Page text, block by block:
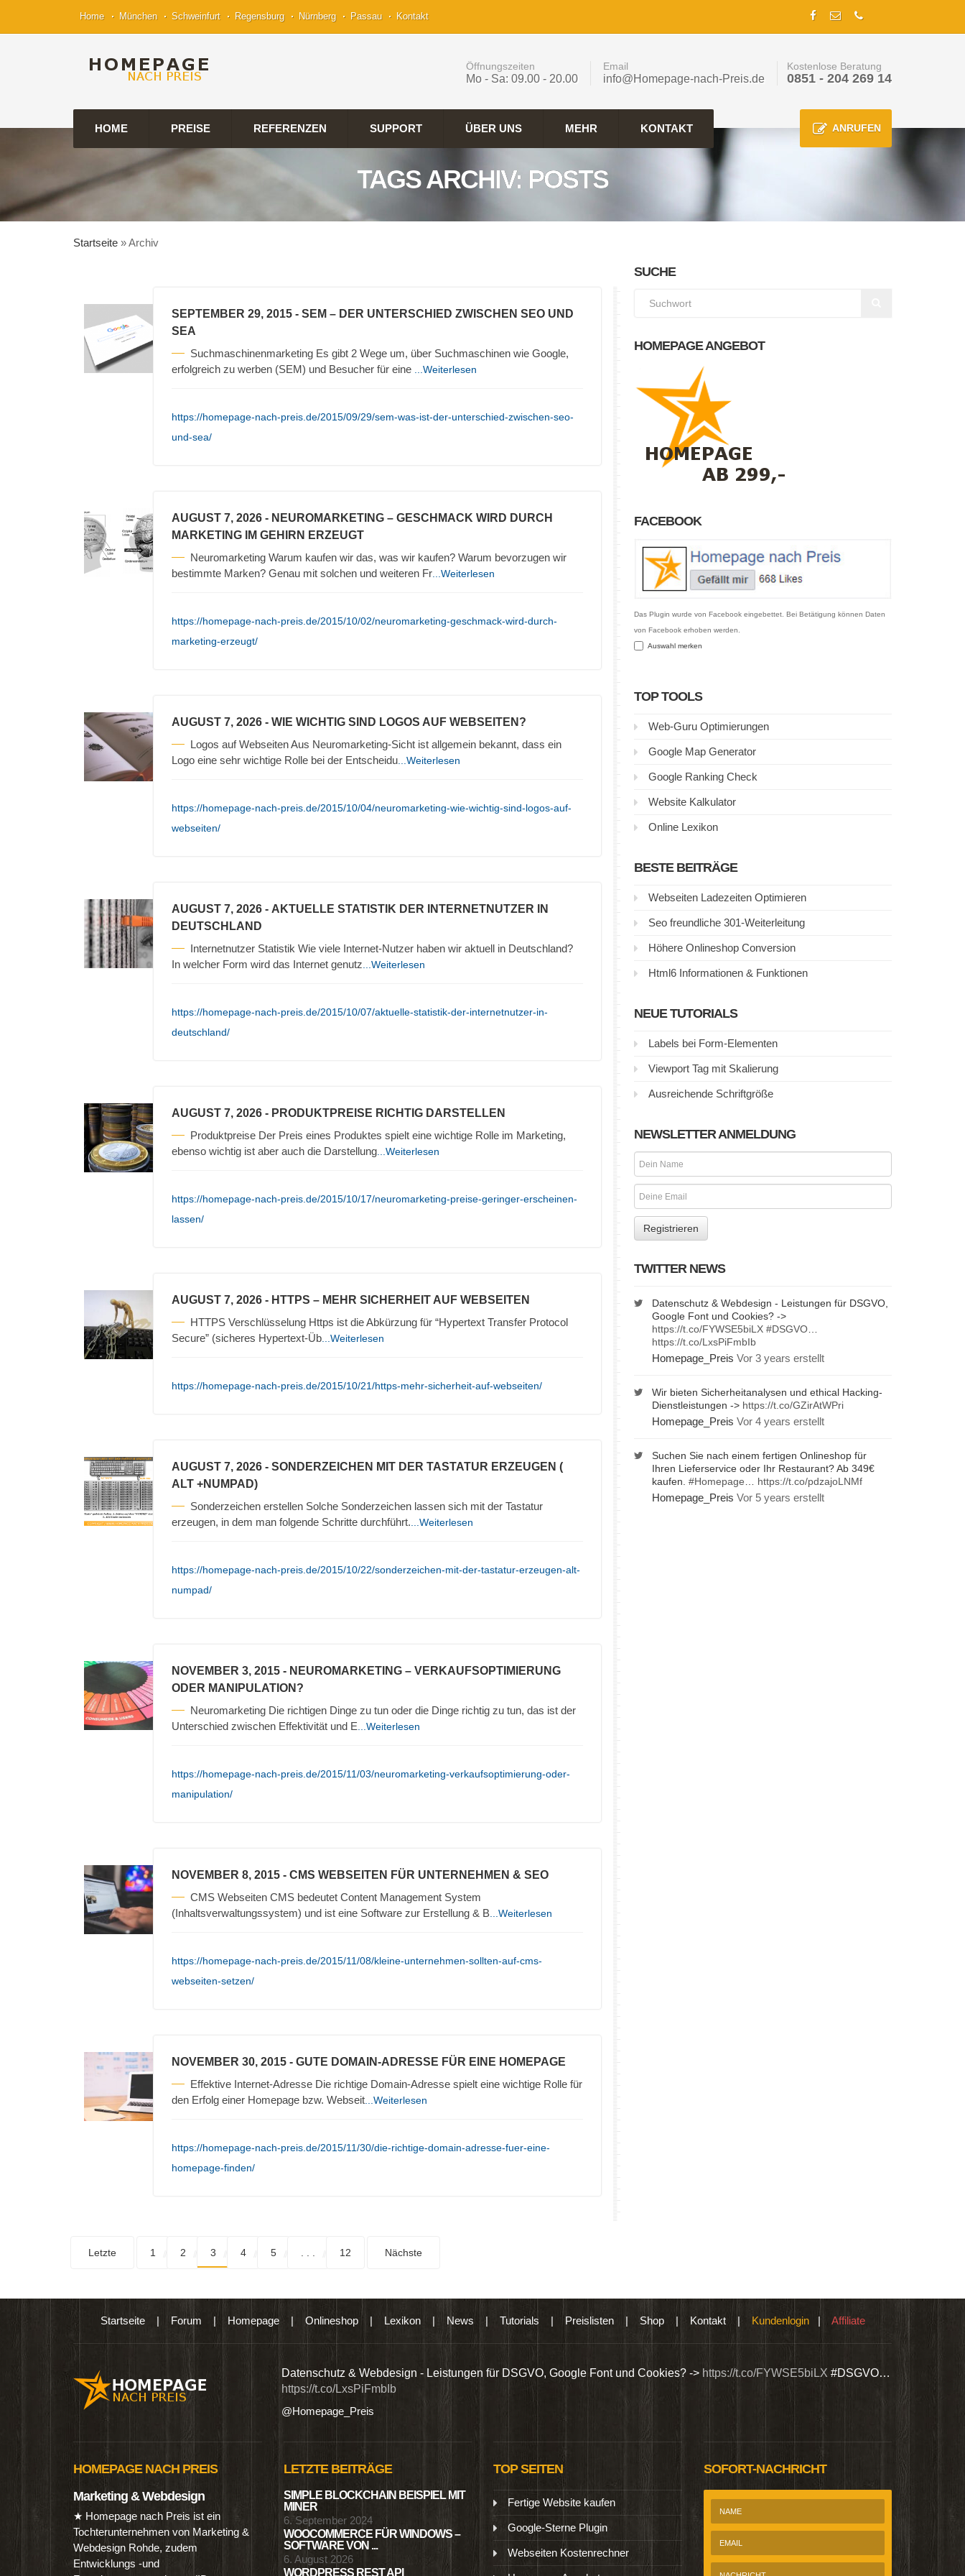
Home München Schweinfurt Regensburg Nürnberg Passau Kontakt
Öffnungszeiten
Mo - Sa: 09.00 - 20.00
Email
info@Homepage-nach-Preis.de
Kostenlose Beratung
0851 - 204 269 14
HOME PREISE REFERENZEN SUPPORT ÜBER UNS MEHR KONTAKT ANRUFEN
TAGS ARCHIV: POSTS
Startseite »Archiv
SEPTEMBER 29, 2015 - SEM – DER UNTERSCHIED ZWISCHEN SEO UND
SEA
Suchmaschinenmarketing Es gibt 2 Wege um, über Suchmaschinen wie Google,
erfolgreich zu werben (SEM) und Besucher für eine
...Weiterlesen
https://homepage-nach-preis.de/2015/09/29/sem-was-ist-der-unterschied-zwischen-seo-
und-sea/
AUGUST 7, 2026 - NEUROMARKETING – GESCHMACK WIRD DURCH
MARKETING IM GEHIRN ERZEUGT
Neuromarketing Warum kaufen wir das, was wir kaufen? Warum bevorzugen wir
bestimmte Marken? Genau mit solchen und weiteren Fr ...Weiterlesen
https://homepage-nach-preis.de/2015/10/02/neuromarketing-geschmack-wird-durch-
marketing-erzeugt/
AUGUST 7, 2026 - WIE WICHTIG SIND LOGOS AUF WEBSEITEN?
Logos auf Webseiten Aus Neuromarketing-Sicht ist allgemein bekannt, dass ein
Logo eine sehr wichtige Rolle bei der Entscheidu ...Weiterlesen
https://homepage-nach-preis.de/2015/10/04/neuromarketing-wie-wichtig-sind-logos-auf-
webseiten/
AUGUST 7, 2026 - AKTUELLE STATISTIK DER INTERNETNUTZER IN
DEUTSCHLAND
Internetnutzer Statistik Wie viele Internet-Nutzer haben wir aktuell in Deutschland?
In welcher Form wird das Internet genutz ...Weiterlesen
https://homepage-nach-preis.de/2015/10/07/aktuelle-statistik-der-internetnutzer-in-
deutschland/
AUGUST 7, 2026 - PRODUKTPREISE RICHTIG DARSTELLEN
Produktpreise Der Preis eines Produktes spielt eine wichtige Rolle im Marketing,
ebenso wichtig ist aber auch die Darstellung ...Weiterlesen
https://homepage-nach-preis.de/2015/10/17/neuromarketing-preise-geringer-erscheinen-
lassen/
AUGUST 7, 2026 - HTTPS – MEHR SICHERHEIT AUF WEBSEITEN
HTTPS Verschlüsselung Https ist die Abkürzung für “Hypertext Transfer Protocol
Secure” (sicheres Hypertext-Üb ...Weiterlesen
https://homepage-nach-preis.de/2015/10/21/https-mehr-sicherheit-auf-webseiten/
AUGUST 7, 2026 - SONDERZEICHEN MIT DER TASTATUR ERZEUGEN (
ALT +NUMPAD)
Sonderzeichen erstellen Solche Sonderzeichen lassen sich mit der Tastatur
erzeugen, in dem man folgende Schritte durchführt. ...Weiterlesen
https://homepage-nach-preis.de/2015/10/22/sonderzeichen-mit-der-tastatur-erzeugen-alt-
numpad/
NOVEMBER 3, 2015 - NEUROMARKETING – VERKAUFSOPTIMIERUNG
ODER MANIPULATION?
Neuromarketing Die richtigen Dinge zu tun oder die Dinge richtig zu tun, das ist der
Unterschied zwischen Effektivität und E ...Weiterlesen
https://homepage-nach-preis.de/2015/11/03/neuromarketing-verkaufsoptimierung-oder-
manipulation/
NOVEMBER 8, 2015 - CMS WEBSEITEN FÜR UNTERNEHMEN & SEO
CMS Webseiten CMS bedeutet Content Management System
(Inhaltsverwaltungssystem) und ist eine Software zur Erstellung & B ...Weiterlesen
https://homepage-nach-preis.de/2015/11/08/kleine-unternehmen-sollten-auf-cms-
webseiten-setzen/
NOVEMBER 30, 2015 - GUTE DOMAIN-ADRESSE FÜR EINE HOMEPAGE
Effektive Internet-Adresse Die richtige Domain-Adresse spielt eine wichtige Rolle für
den Erfolg einer Homepage bzw. Webseit ...Weiterlesen
https://homepage-nach-preis.de/2015/11/30/die-richtige-domain-adresse-fuer-eine-
homepage-finden/
Letzte 1 2 3 4 5 12 Nächste
SUCHE
HOMEPAGE ANGEBOT
FACEBOOK
Das Plugin wurde von Facebook eingebettet. Bei Betätigung können Daten
von Facebook erhoben werden.
Auswahl merken
TOP TOOLS
Web-Guru Optimierungen
Google Map Generator
Google Ranking Check
Website Kalkulator
Online Lexikon
BESTE BEITRÄGE
Webseiten Ladezeiten Optimieren
Seo freundliche 301-Weiterleitung
Höhere Onlineshop Conversion
Html6 Informationen & Funktionen
NEUE TUTORIALS
Labels bei Form-Elementen
Viewport Tag mit Skalierung
Ausreichende Schriftgröße
NEWSLETTER ANMELDUNG
TWITTER NEWS
Datenschutz & Webdesign - Leistungen für DSGVO,
Google Font und Cookies? ->
https://t.co/FYWSE5biLX #DSGVO…
https://t.co/LxsPiFmbIb
Homepage_Preis Vor 3 years erstellt
Wir bieten Sicherheitanalysen und ethical Hacking-
Dienstleistungen -> https://t.co/GZirAtWPri
Homepage_Preis Vor 4 years erstellt
Suchen Sie nach einem fertigen Onlineshop für
Ihren Lieferservice oder Ihr Restaurant? Ab 349€
kaufen. #Homepage https://t.co/pdzajoLNMf
Homepage_Preis Vor 5 years erstellt
Startseite| Forum | Homepage| Onlineshop| Lexikon| News | Tutorials | Preislisten| Shop| Kontakt| Kundenlogin| Affiliate
Produkten wie Ebooks & DVDs.… Datenschutz & Webdesign - Leistungen für DSGVO, Google Font und Cookies? -> https://t.co/FYWSE5biLX #DSGVO…
https://t.co/LxsPiFmbIb
@Homepage_Preis
Wir bieten
HOMEPAGE NACH PREIS
Marketing & Webdesign
★ Homepage nach Preis ist ein
Tochterunternehmen von Marketing &
Webdesign Rohde, zudem
Entwicklungs -und
LETZTE BEITRÄGE
SIMPLE BLOCKCHAIN BEISPIEL MIT
MINER
6. September 2024
WOOCOMMERCE FÜR WINDOWS –
SOFTWARE VON ...
6. August 2026
WORDPRESS REST API
TOP SEITEN
Fertige Website kaufen
Google-Sterne Plugin
Webseiten Kostenrechner
SOFORT-NACHRICHT